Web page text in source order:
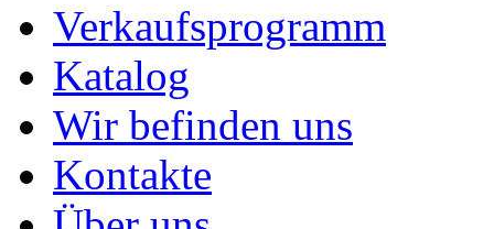
Verkaufsprogramm
Katalog
Wir befinden uns
Kontakte